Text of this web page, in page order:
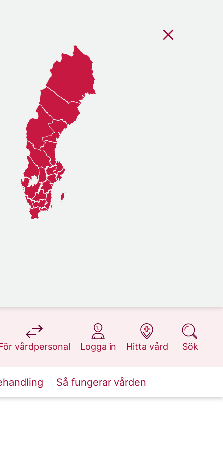
vårdpersonal
på 1177.se
Logga in
på 1177.se
Hitta vård
på 1177.se
Sök
på 1177.se
Så fungerar vården